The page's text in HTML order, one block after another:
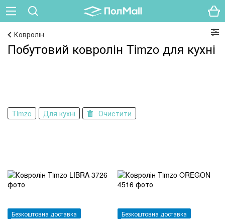
Ковролін
Побутовий ковролін Timzo для кухні
Timzo Для кухні Очистити
Безкоштовна доставка
Безкоштовна доставка